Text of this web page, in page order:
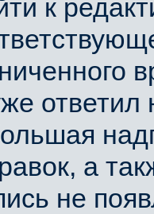
к
а
не